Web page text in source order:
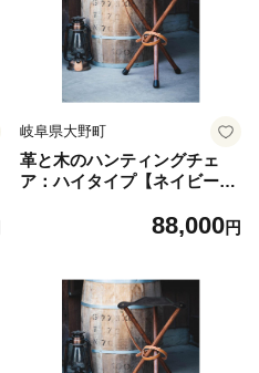
岐阜県大野町
革と木のハンティングチェ
ア：ハイタイプ【ネイビー】
タリアンレザー】88,000円